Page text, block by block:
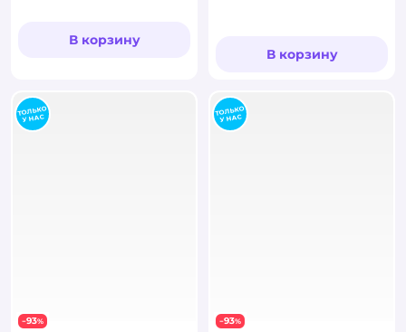
В корзину
В корзину
−93% −93%